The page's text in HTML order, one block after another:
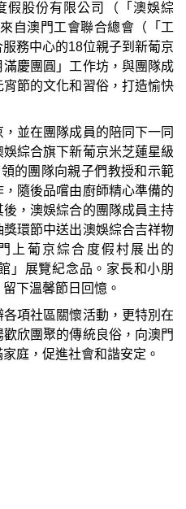
假股份有限公司（「澳娛綜
自澳門工會聯合總會（「工
務中心的18位親子到新葡京
慶團圓」工作坊，與團隊成
節的文化和習俗，打造愉快
並在團隊成員的陪同下一同
綜合旗下新葡京米芝蓮星級
的團隊向親子們教授和示範
隨後品嚐由廚師精心準備的
，澳娛綜合的團隊成員主持
環節中送出澳娛綜合吉祥物
上葡京綜合度假村展出的
」展覽紀念品。家長和小朋
下溫馨節日回憶。
項社區關懷活動，更特別在
欣團聚的傳統良俗，向澳門
庭，促進社會和諧安定。